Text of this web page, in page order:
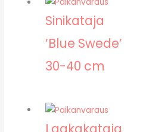
Sinikataja
’Blue Swede’
30-40 cm